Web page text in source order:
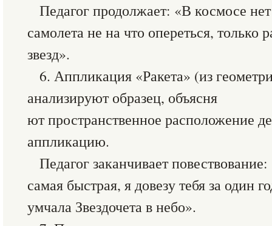
Педагог продолжает: «В космосе
самолета не на что опереться, только
звезд».
6. Аппликация «Ракета» (из
анализируют образец, объясня
ют пространственное расположение
аппликацию.
Педагог заканчивает
самая быстрая, я довезу тебя за один
умчала Звездочета в небо».